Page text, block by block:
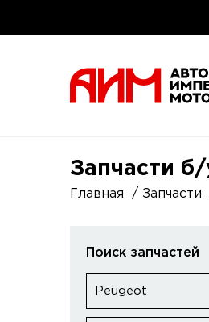
Запчасти
Главная Запчасти
Поиск запчастей
Peugeot